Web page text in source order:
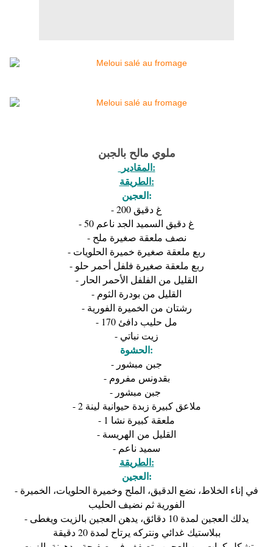
ملوي مالح بالجبن
المقادير:
الطريقة:
العجين:
- 200 غ دقيق
- 50 غ دقيق السميد الجد ناعم
- نصف ملعقة صغيرة ملح
- ربع ملعقة صغيرة خميرة الحلويات
- ربع ملعقة صغيرة فلفل أحمر حلو
- القليل من الفلفل الأحمر الحار
- القليل من بودرة الثوم
- رشتان من الخميرة الفورية
- 170 مل حليب دافئ
- زيت نباتي
الحشوة:
- جبن مبشور
- بقدونس مفروم
- 2 ملاعق كبيرة زبدة حيوانية لينة
- 1 ملعقة كبيرة نشا
- القليل من الهريسة
- سميد ناعم
الطريقة:
العجين:
- في إناء الخلاط، نضع الدقيق، الملح وخميرة الحلويات، الخميرة
الفورية ثم نضيف الحليب
- يدلك العجين لمدة 10 دقائق، يدهن العجين بالزيت ويغطی
ببلاستيك غدائي ونتركه يرتاح لمدة 20 دقيقة